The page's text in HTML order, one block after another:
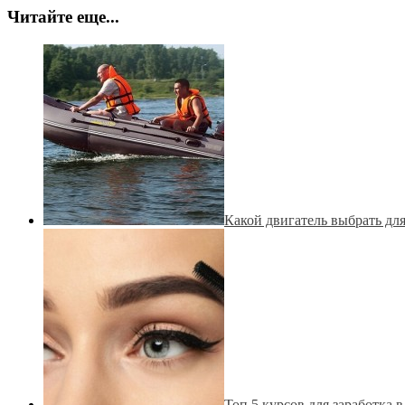
Читайте еще...
Какой двигатель выбрать